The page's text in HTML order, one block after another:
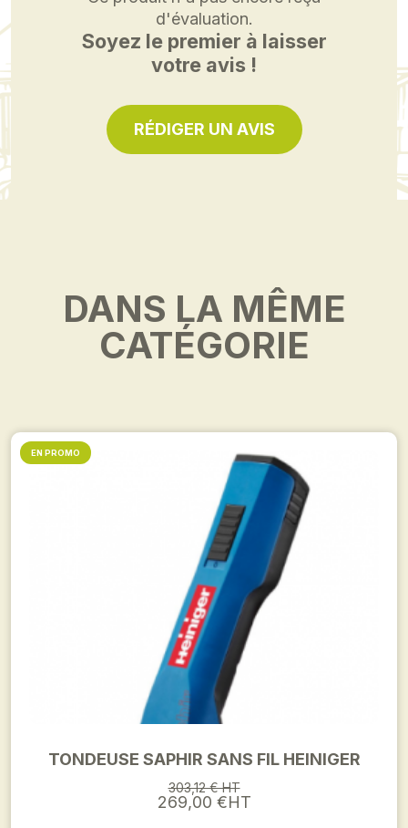
d'évaluation.
Soyez le premier à laisser
votre avis !
RÉDIGER UN AVIS
DANS LA MÊME
CATÉGORIE
TONDEUSE SAPHIR SANS FIL HEINIGER
303,12 € HT
269,00 €HT
EN PROMO